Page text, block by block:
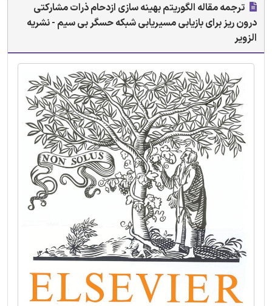
ترجمه مقاله الگوریتم بهینه سازی ازدحام ذرات مشارکتی
درون ریز برای بازیابی مسیریابی شبکه حسگر بی سیم - نشریه
الزویر